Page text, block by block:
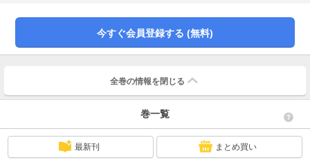
ス、恋愛、結婚、離婚などなど、人生のあらゆる局面に役立つかも、いや、役
立たないかもしれない（笑）爆笑四コマ。ビッグコミック増刊誌上で、とにか
くハマるとの声続出の大人気連載がついに単行本化！！
今すぐ会員登録する (無料)
全巻の情報を 閉じる
巻一覧
最新刊 まとめ買い